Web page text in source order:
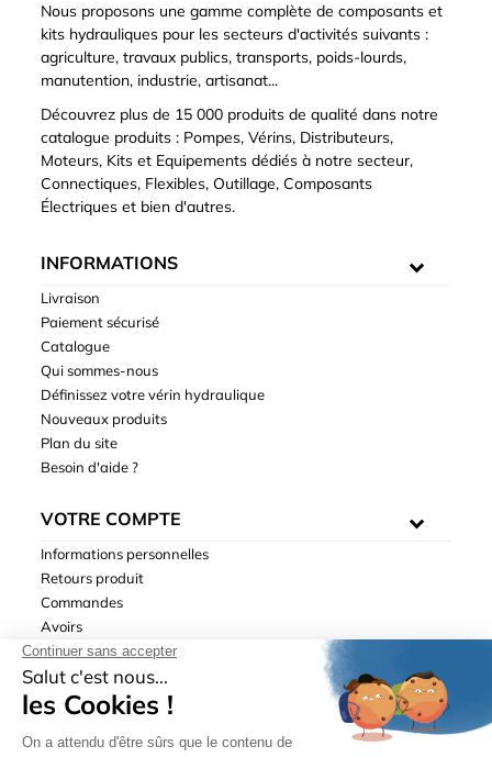
Nous proposons une gamme complète de composants et
kits hydrauliques pour les secteurs d'activités suivants :
agriculture, travaux publics, transports, poids-lourds,
manutention, industrie, artisanat...
Découvrez plus de 15 000 produits de qualité dans notre
catalogue produits : Pompes, Vérins, Distributeurs,
Moteurs, Kits et Equipements dédiés à notre secteur,
Connectiques, Flexibles, Outillage, Composants
Électriques et bien d'autres.
INFORMATIONS
Livraison
Paiement sécurisé
Catalogue
Qui sommes-nous
Définissez votre vérin hydraulique
Nouveaux produits
Plan du site
Besoin d'aide ?
VOTRE COMPTE
Informations personnelles
Retours produit
Commandes
Avoirs
Adresses
Bons de réduction